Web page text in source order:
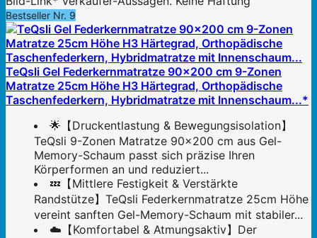
Bestseller Nr. 9
TeQsli Gel Federkernmatratze 90x200 cm 9-Zonen
Matratze 25cm Höhe H3 Härtegrad, Orthopädische
Taschenfederkern, Hybridmatratze mit Innenschaum...*
🌟【Druckentlastung & Bewegungsisolation】
TeQsli 9-Zonen Matratze 90x200 cm aus Gel-
Memory-Schaum passt sich präzise Ihren
Körperformen an und reduziert...
💤【Mittlere Festigkeit & Verstärkte
Randstütze】TeQsli Federkernmatratze 25cm Höhe
vereint sanften Gel-Memory-Schaum mit stabiler...
☁️【Komfortabel & Atmungsaktiv】Der